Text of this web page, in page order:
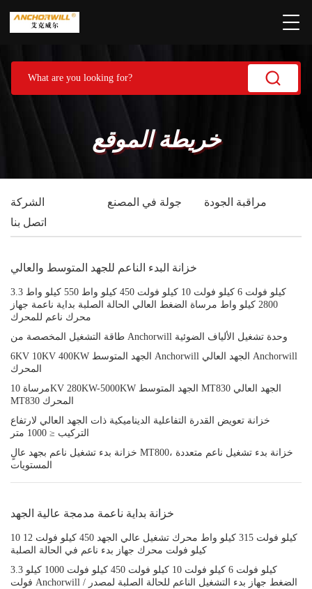
خريطة الموقع
الشركة جولة في المصنع
مراقبة الجودة
اتصل بنا
خزانة البدء الناعم للجهد المتوسط والعالي
3.3 كيلو فولت 6 كيلو فولت 10 كيلو فولت 450 كيلو واط 550 كيلو واط
2800 كيلو واط مرساة الضغط العالي الحالة الصلبة بداية ناعمة جهاز
محرك ناعم للمحرك
طاقة التشغيل المخصصة من Anchorwill وحدة تشغيل الألياف الضوئية
6KV 10KV 400KW الجهد المتوسط Anchorwill الجهد العالي Anchorwill
المحرك
مرساة 10KV 280KW-5000KW الجهد المتوسط MT830 الجهد العالي
MT830 المحرك
خزانة تعويض القدرة التفاعلية الديناميكية ذات الجهد العالي لارتفاع
التركيب ≤ 1000 متر
خزانة بدء تشغيل ناعم بجهد عالٍ MT800، خزانة بدء تشغيل ناعم متعددة
المستويات
خزانة بداية ناعمة مدمجة عالية الجهد
10 كيلو فولت 315 كيلو واط محرك تشغيل عالي الجهد 450 كيلو فولت 12
كيلو فولت محرك جهاز بدء ناعم في الحالة الصلبة
3.3 كيلو فولت 6 كيلو فولت 10 كيلو فولت 450 كيلو فولت 1000 كيلو
فولت Anchorwill / الضغط جهاز بدء التشغيل الناعم للحالة الصلبة لمصدر